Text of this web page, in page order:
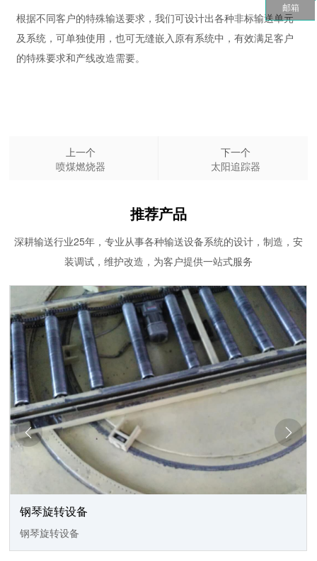
根据不同客户的特殊输送要求，我们可设计出各种非标输送单元
及系统，可单独使用，也可无缝嵌入原有系统中，有效满足客户
的特殊要求和产线改造需要。
上一个
喷煤燃烧器
下一个
太阳追踪器
推荐产品
深耕输送行业25年，专业从事各种输送设备系统的设计，制造，安
装调试，维护改造，为客户提供一站式服务
钢琴旋转设备
钢琴旋转设备
 
邮箱